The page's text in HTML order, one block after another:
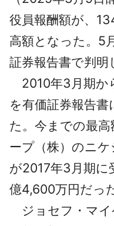
役員報酬額が、
高額となった。5
証券報告書で判明
2010年3月期か
を有価証券報告
た。今までの最
ープ（株）のニ
が2017年3月期に
億4,600万円だっ
ジョセフ・マイ